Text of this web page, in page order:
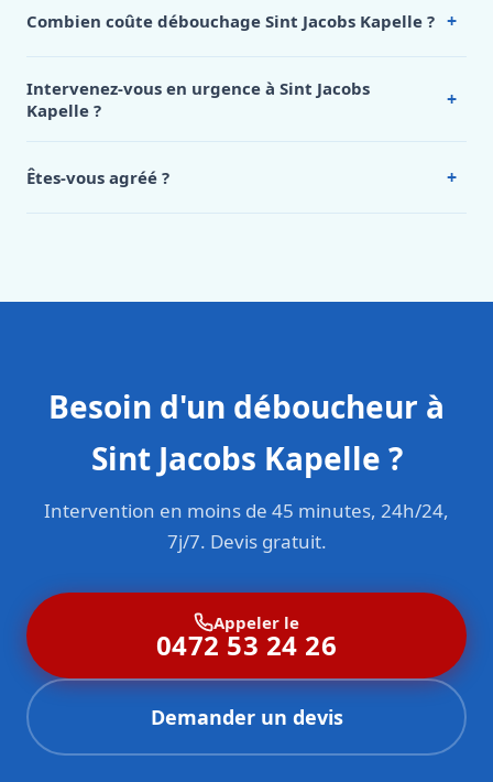
Combien coûte débouchage Sint Jacobs Kapelle ? +
Jacobs Kapelle, appelez le 0472 53 24 26.
Intervenez-vous en urgence à Sint Jacobs
Kapelle ?
+
Êtes-vous agréé ? +
Besoin d'un déboucheur à
Sint Jacobs Kapelle ?
Intervention en moins de 45 minutes, 24h/24,
7j/7. Devis gratuit.
Appeler le
0472 53 24 26
Demander un devis